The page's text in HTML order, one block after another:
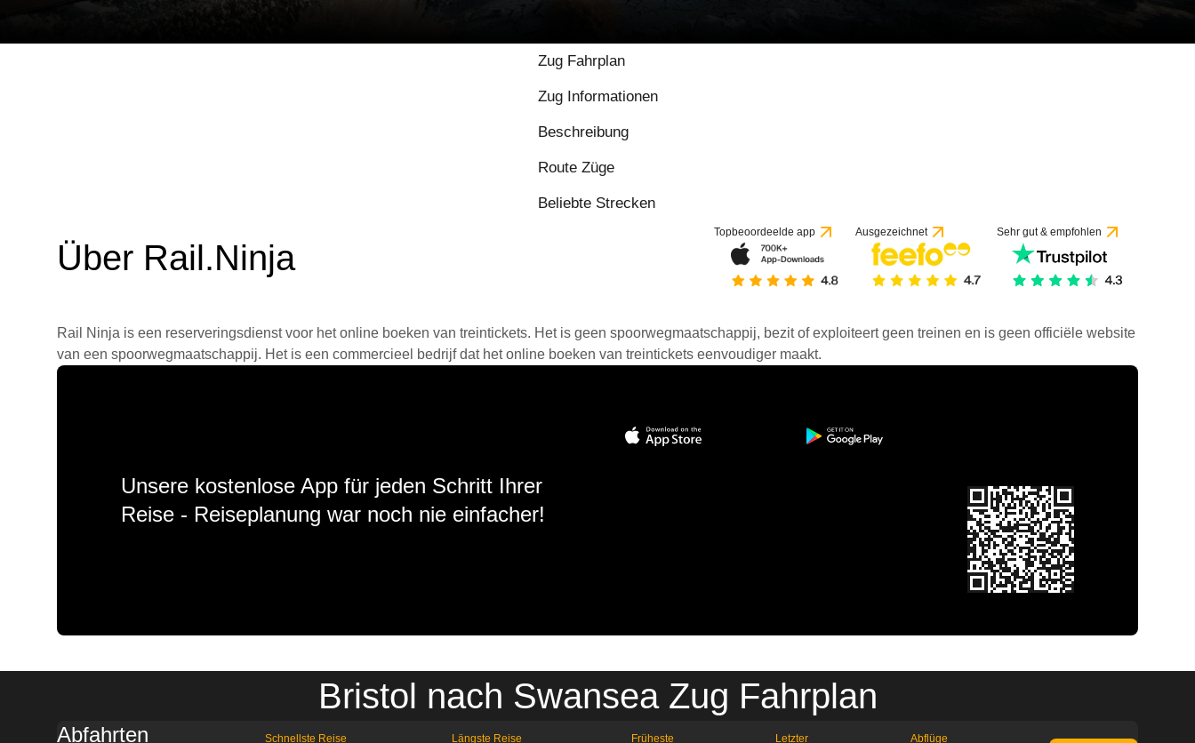
Zug Fahrplan
Zug Informationen
Beschreibung
Route Züge
Beliebte Strecken
Über Rail.Ninja
Topbeoordeelde app Ausgezeichnet Sehr gut & empfohlen
Rail Ninja is een reserveringsdienst voor het online boeken van treintickets. Het is geen spoorwegmaatschappij, bezit of exploiteert geen treinen en is geen officiële website
van een spoorwegmaatschappij. Het is een commercieel bedrijf dat het online boeken van treintickets eenvoudiger maakt.
Unsere kostenlose App für jeden Schritt Ihrer
Reise - Reiseplanung war noch nie einfacher!
Bristol nach Swansea Zug Fahrplan
Abfahrten
Schnellste Reise Längste Reise Früheste Letzter Abflüge